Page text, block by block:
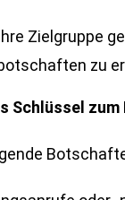
Zielgruppe
zu
Schlüssel zum